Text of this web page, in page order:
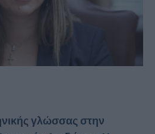
γλώσσας στην